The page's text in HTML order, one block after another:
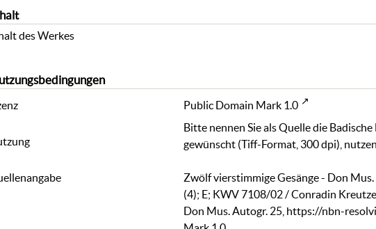
des Werkes
Public Domain Mark 1.0
Bitte nennen Sie als Quelle die
gewünscht (Tiff-Format, 300 dpi),
Zwölf vierstimmige Gesänge - Don
(4); E; KWV 7108/02 / Conradin
Don Mus. Autogr. 25 https://nbn-